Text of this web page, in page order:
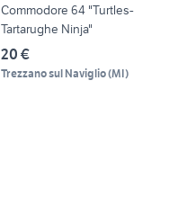
Commodore 64 "Turtles-
Tartarughe Ninja"
20 €
Trezzano sul Naviglio(MI)